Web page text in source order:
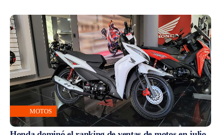
MOTOS